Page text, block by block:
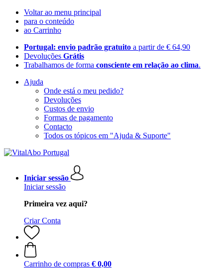
Voltar ao menu principal
para o conteúdo
ao Carrinho
Portugal: envio padrão gratuito a partir de € 64,90
Devoluções Grátis
Trabalhamos de forma consciente em relação ao clima.
Ajuda
Onde está o meu pedido?
Devoluções
Custos de envio
Formas de pagamento
Contacto
Todos os tópicos em "Ajuda & Suporte"
Iniciar sessão
Iniciar sessão
Primeira vez aqui?
Criar Conta
Carrinho de compras € 0,00